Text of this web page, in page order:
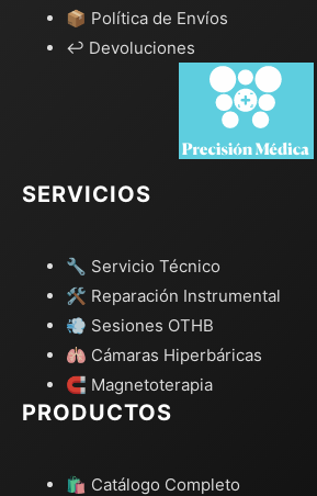
📦 Política de Envíos
↩️ Devoluciones
SERVICIOS
🔧 Servicio Técnico
🛠️ Reparación Instrumental
💨 Sesiones OTHB
🫁 Cámaras Hiperbáricas
🧲 Magnetoterapia
PRODUCTOS
🛍️ Catálogo Completo